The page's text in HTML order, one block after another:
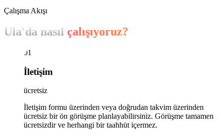
Çalışma Akışı
Ula'da nasıl çalışıyoruz?
01
İletişim
ücretsiz
İletişim formu üzerinden veya doğrudan takvim üzerinden
ücretsiz bir ön görüşme planlayabilirsiniz. Görüşme tamamen
ücretsizdir ve herhangi bir taahhüt içermez.